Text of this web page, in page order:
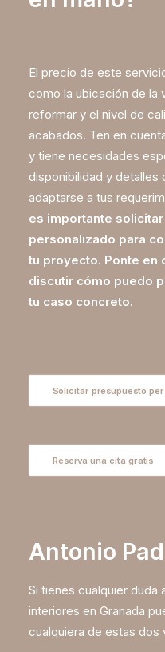
El precio de este
como la ubicación de la
reformar y el nivel de
acabados. Ten en
y tiene necesidades
disponibilidad y
adaptarse a tus
es importante
personalizado para
tu proyecto. Ponte en
discutir cómo puedo
tu caso concreto.
Solicitar presupuesto
Reserva una cita gratis
Antonio
Si tienes cualquier duda
interiores en Granada
cualquiera de estas dos